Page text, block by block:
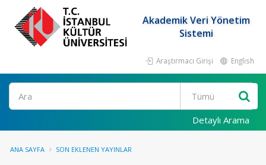
Akademik Veri Yönetim
Sistemi
Araştırmacı Girişi English
Ara
Detaylı Arama
ANA SAYFA SON EKLENEN YAYINLAR